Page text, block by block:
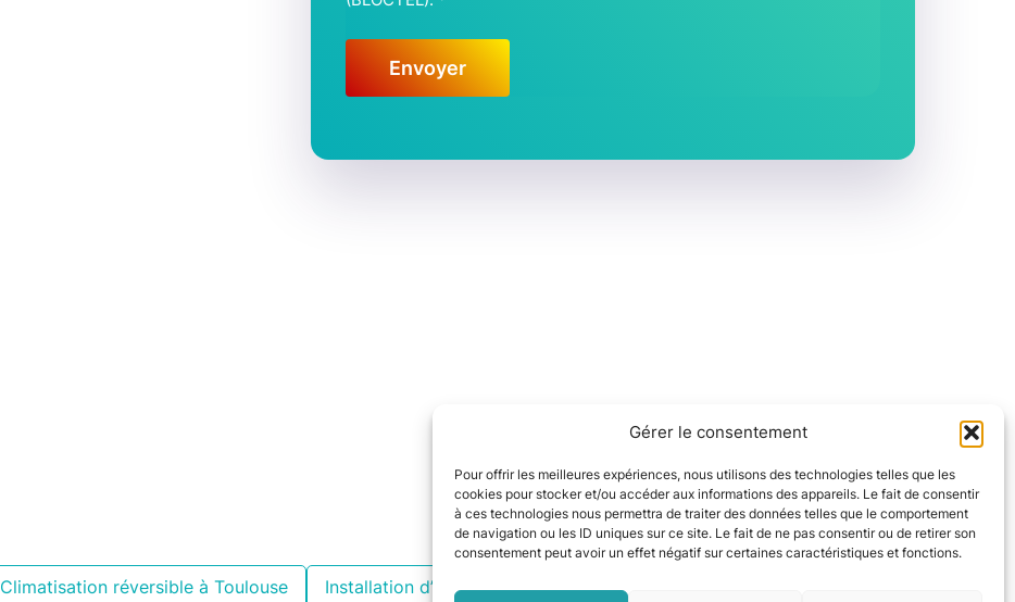
Gérer le consentement
Pour offrir les meilleures expériences, nous utilisons des technologies telles que les
cookies pour stocker et/ou accéder aux informations des appareils. Le fait de consentir
à ces technologies nous permettra de traiter des données telles que le comportement
de navigation ou les ID uniques sur ce site. Le fait de ne pas consentir ou de retirer son
consentement peut avoir un effet négatif sur certaines caractéristiques et fonctions.
Envoyer
Climatisation réversible à Toulouse Installation d’une climatisation réversible à Aussonne